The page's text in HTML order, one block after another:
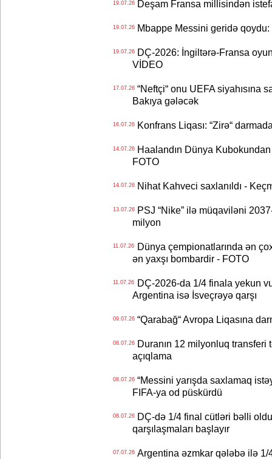
19.07.26Deşam Fransa millisindən
19.07.26Mbappe Messini geridə qoydu:
19.07.26DÇ-2026: İngiltərə-Fransa
VİDEO
17.07.26“Neftçi“ onu UEFA siyahısına
Bakıya gələcək
16.07.26Konfrans Liqası: “Zirə“
14.07.26Haalandın Dünya Kubokundan
FOTO
14.07.26Nihat Kahveci saxlanıldı -
13.07.26PSJ “Nike” ilə müqaviləni
milyon
11.07.26Dünya çempionatlarında ən
ən yaxşı bombardir - FOTO
11.07.26DÇ-2026-da 1/4 finala yekun
Argentina isə İsveçrəyə qarşı
09.07.26“Qarabağ“ Avropa Liqasına
08.07.26Duranın 12 milyonluq transferi
açıqlama
08.07.26“Messini yarışda saxlamaq
FIFA-ya od püskürdü
08.07.26DÇ-də 1/4 final cütləri bəlli
qarşılaşmaları başlayır
07.07.26Argentina əzmkar qələbə ilə 1/